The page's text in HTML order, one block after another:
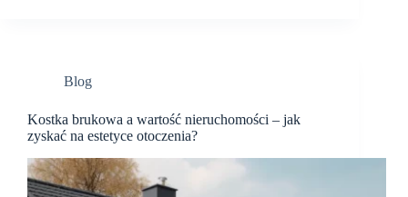
Blog
Kostka brukowa a wartość nieruchomości – jak
zyskać na estetyce otoczenia?